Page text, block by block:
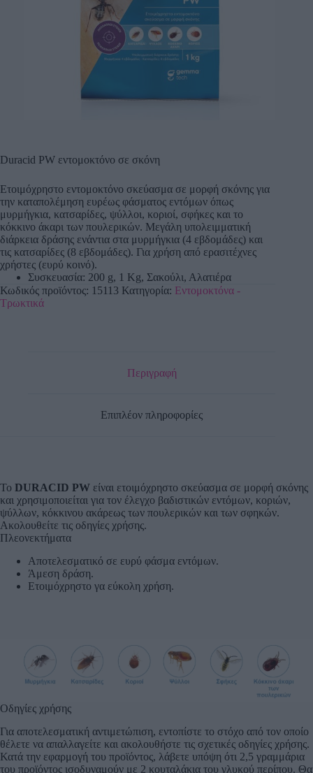
Duracid PW εντομοκτόνο σε σκόνη
Ετοιμόχρηστο εντομοκτόνο σκεύασμα σε μορφή σκόνης για
την καταπολέμηση ευρέως φάσματος εντόμων όπως
μυρμήγκια, κατσαρίδες, ψύλλοι, κοριοί, σφήκες και το
κόκκινο άκαρι των πουλερικών. Μεγάλη υπολειμματική
διάρκεια δράσης ενάντια στα μυρμήγκια (4 εβδομάδες) και
τις κατσαρίδες (8 εβδομάδες). Για χρήση από ερασιτέχνες
χρήστες (ευρύ κοινό).
Συσκευασία: 200 g, 1 Kg, Σακούλι, Αλατιέρα
Κωδικός προϊόντος: 15113 Κατηγορία: Εντομοκτόνα -
Τρωκτικά
Περιγραφή
Επιπλέον πληροφορίες
Το DURACID PW είναι ετοιμόχρηστο σκεύασμα σε μορφή σκόνης
και χρησιμοποιείται για τον έλεγχο βαδιστικών εντόμων, κοριών,
ψύλλων, κόκκινου ακάρεως των πουλερικών και των σφηκών.
Ακολουθείτε τις οδηγίες χρήσης.
Πλεονεκτήματα
Αποτελεσματικό σε ευρύ φάσμα εντόμων.
Άμεση δράση.
Ετοιμόχρηστο γα εύκολη χρήση.
Οδηγίες χρήσης
Για αποτελεσματική αντιμετώπιση, εντοπίστε το στόχο από τον οποίο
θέλετε να απαλλαγείτε και ακολουθήστε τις σχετικές οδηγίες χρήσης.
Κατά την εφαρμογή του προϊόντος, λάβετε υπόψη ότι 2,5 γραμμάρια
του προϊόντος ισοδυναμούν με 2 κουταλάκια του γλυκού περίπου. Θα